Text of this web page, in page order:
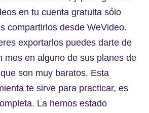
en tu cuenta gratuita sólo
compartirlos desde WeVideo.
exportarlos puedes darte de
mes en alguno de sus planes de
son muy baratos. Esta
te sirve para practicar, es
La hemos estado